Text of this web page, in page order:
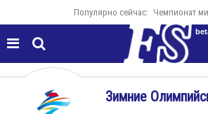
Популярно сейчас: Чемпионат
 
Зимние